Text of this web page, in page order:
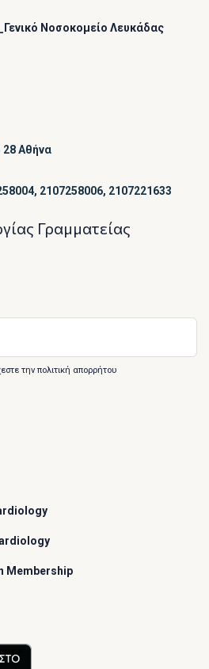
Νοσοκομείο Λευκάδας
28 Αθήνα
2107258006, 2107221633
Γραμματείας
την πολιτική απορρήτου
Membership